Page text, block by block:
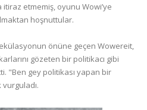
itiraz etmemiş, oyunu Wowi’ye
hoşnuttular.
önüne geçen Wowereit,
gözeten bir politikacı gibi
"Ben gey politikası yapan bir
vurguladı.